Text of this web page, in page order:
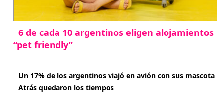
6 de cada 10 argentinos eligen alojamientos
“pet friendly”
Un 17% de los argentinos viajó en avión con sus mascota
Atrás quedaron los tiempos